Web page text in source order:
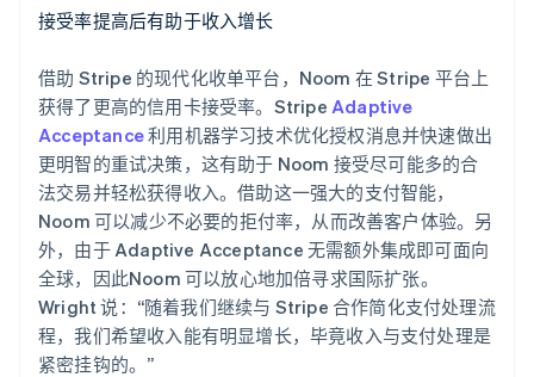
接受率提高后有助于收入增长
借助 Stripe 的现代化收单平台，Noom 在 Stripe 平台上
获得了更高的信用卡接受率。Stripe Adaptive
Acceptance利用机器学习技术优化授权消息并快速做出
更明智的重试决策，这有助于 Noom 接受尽可能多的合
法交易并轻松获得收入。借助这一强大的支付智能，
Noom 可以减少不必要的拒付率，从而改善客户体验。另
外，由于 Adaptive Acceptance 无需额外集成即可面向
全球，因此Noom 可以放心地加倍寻求国际扩张。
Wright 说：“随着我们继续与 Stripe 合作简化支付处理流
程，我们希望收入能有明显增长，毕竟收入与支付处理是
紧密挂钩的。”